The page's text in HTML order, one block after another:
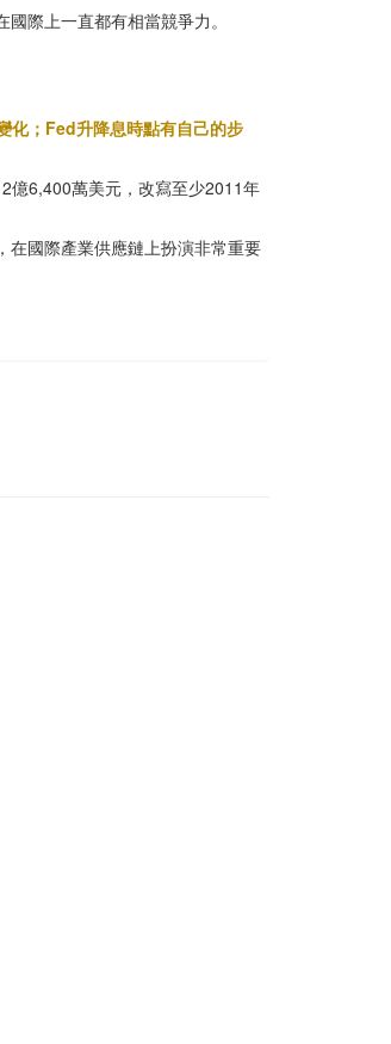
際上一直都有相當競爭力。
化；Fed升降息時點有自己的步
億6,400萬美元，改寫至少2011年
在國際產業供應鏈上扮演非常重要